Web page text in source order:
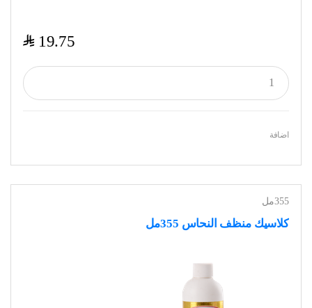
19.75
$
اضافة
355مل
كلاسيك منظف النحاس 355مل